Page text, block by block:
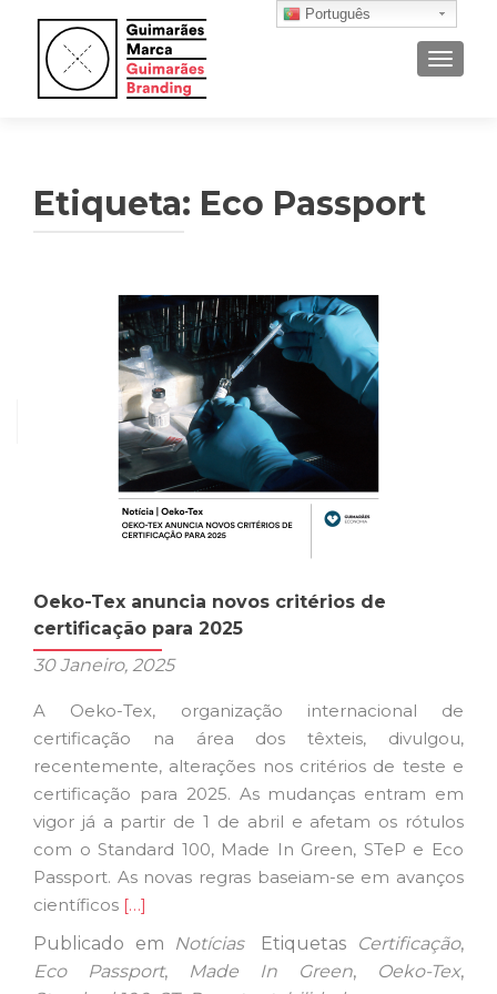
Etiqueta: Eco Passport
Oeko-Tex anuncia novos critérios de
certificação para 2025
30 Janeiro, 2025
A Oeko-Tex, organização internacional de
certificação na área dos têxteis, divulgou,
recentemente, alterações nos critérios de teste e
certificação para 2025. As mudanças entram em
vigor já a partir de 1 de abril e afetam os rótulos
com o Standard 100, Made In Green, STeP e Eco
Passport. As novas regras baseiam-se em avanços
científicos Ler
Tex
[…]
Publicado em Notícias Etiquetas Certificação,
Eco Passport, Made In Green, Oeko-Tex,
Português